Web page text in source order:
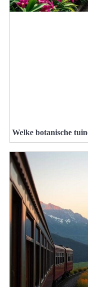
Welke botanische